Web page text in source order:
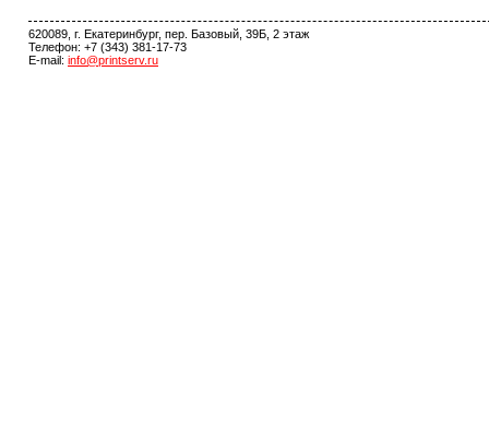
620089, г. Екатеринбург, пер. Базовый, 39Б, 2 этаж
Телефон: +7 (343) 381-17-73
E-mail: info@printserv.ru